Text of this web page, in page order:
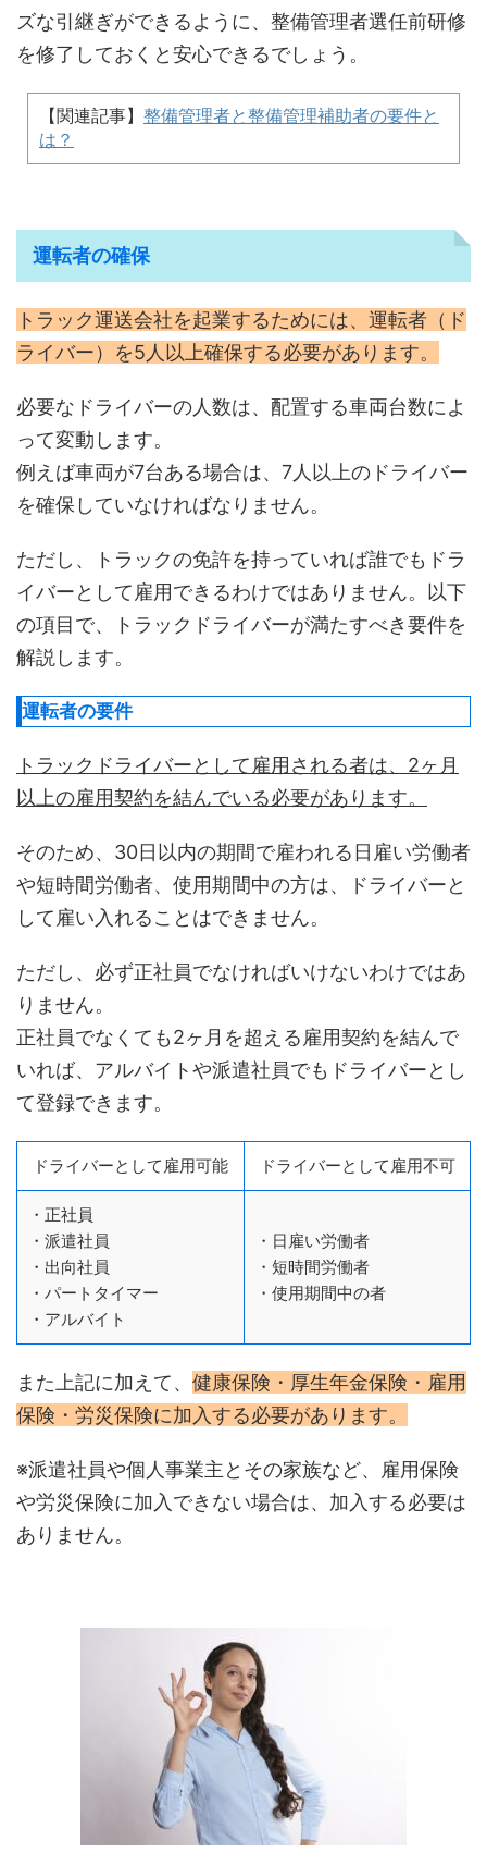
ズな引継ぎができるように、整備管理者選任前研修
を修了しておくと安心できるでしょう。
【関連記事】 整備管理者と整備管理補助者の要件と
は？
運転者の確保
トラック運送会社を起業するためには、運転者（ド
ライバー）を5人以上確保する必要があります。
必要なドライバーの人数は、配置する車両台数によ
って変動します。
例えば車両が7台ある場合は、7人以上のドライバー
を確保していなければなりません。
ただし、トラックの免許を持っていれば誰でもドラ
イバーとして雇用できるわけではありません。以下
の項目で、トラックドライバーが満たすべき要件を
解説します。
運転者の要件
トラックドライバーとして雇用される者は、2ヶ月
以上の雇用契約を結んでいる必要があります。
そのため、30日以内の期間で雇われる日雇い労働者
や短時間労働者、使用期間中の方は、ドライバーと
して雇い入れることはできません。
ただし、必ず正社員でなければいけないわけではあ
りません。
正社員でなくても2ヶ月を超える雇用契約を結んで
いれば、アルバイトや派遣社員でもドライバーとし
て登録できます。
ドライバーとして雇用可能 ドライバーとして雇用不可
・正社員
・派遣社員
・出向社員
・パートタイマー
・アルバイト
・日雇い労働者
・短時間労働者
・使用期間中の者
また上記に加えて、 健康保険・厚生年金保険・雇用
保険・労災保険に加入する必要があります。
※派遣社員や個人事業主とその家族など、雇用保険
や労災保険に加入できない場合は、加入する必要は
ありません。